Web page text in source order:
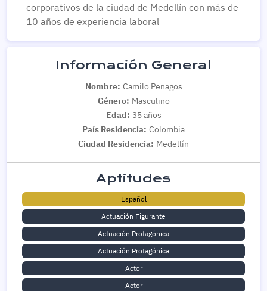
corporativos de la ciudad de Medellín con más de
10 años de experiencia laboral
Información General
Nombre: Camilo Penagos
Género: Masculino
Edad: 35 años
País Residencia: Colombia
Ciudad Residencia: Medellín
Aptitudes
Español
Actuación Figurante
Actuación Protagónica
Actuación Protagónica
Actor
Actor